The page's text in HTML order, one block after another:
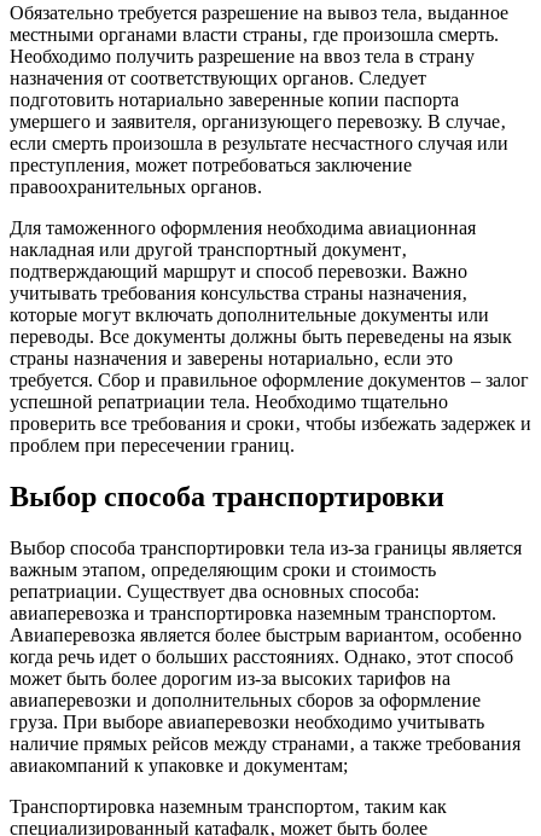
Обязательно требуется разрешение на вывоз тела‚ выданное
местными органами власти страны‚ где произошла смерть.
Необходимо получить разрешение на ввоз тела в страну
назначения от соответствующих органов. Следует
подготовить нотариально заверенные копии паспорта
умершего и заявителя‚ организующего перевозку. В случае‚
если смерть произошла в результате несчастного случая или
преступления‚ может потребоваться заключение
правоохранительных органов.
Для таможенного оформления необходима авиационная
накладная или другой транспортный документ‚
подтверждающий маршрут и способ перевозки. Важно
учитывать требования консульства страны назначения‚
которые могут включать дополнительные документы или
переводы. Все документы должны быть переведены на язык
страны назначения и заверены нотариально‚ если это
требуется. Сбор и правильное оформление документов – залог
успешной репатриации тела. Необходимо тщательно
проверить все требования и сроки‚ чтобы избежать задержек и
проблем при пересечении границ.
Выбор способа транспортировки
Выбор способа транспортировки тела из-за границы является
важным этапом‚ определяющим сроки и стоимость
репатриации. Существует два основных способа:
авиаперевозка и транспортировка наземным транспортом.
Авиаперевозка является более быстрым вариантом‚ особенно
когда речь идет о больших расстояниях. Однако‚ этот способ
может быть более дорогим из-за высоких тарифов на
авиаперевозки и дополнительных сборов за оформление
груза. При выборе авиаперевозки необходимо учитывать
наличие прямых рейсов между странами‚ а также требования
авиакомпаний к упаковке и документам;
Транспортировка наземным транспортом‚ таким как
специализированный катафалк‚ может быть более